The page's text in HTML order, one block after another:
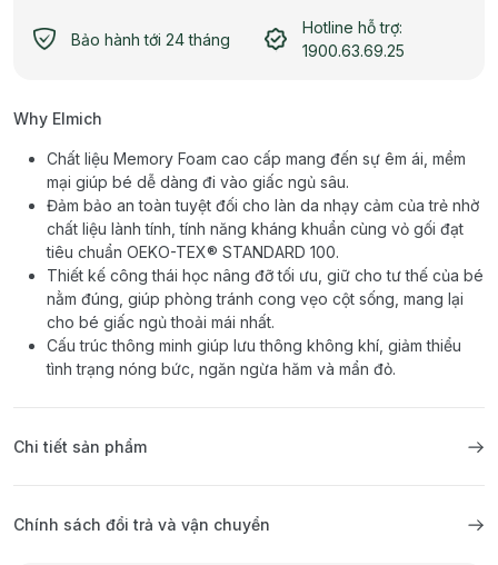
Bảo hành tới 24 tháng
Hotline hỗ trợ:
1900.63.69.25
Why Elmich
Chất liệu Memory Foam cao cấp mang đến sự êm ái, mềm
mại giúp bé dễ dàng đi vào giấc ngủ sâu.
Đảm bảo an toàn tuyệt đối cho làn da nhạy cảm của trẻ nhờ
chất liệu lành tính, tính năng kháng khuẩn cùng vỏ gối đạt
tiêu chuẩn OEKO-TEX® STANDARD 100.
Thiết kế công thái học nâng đỡ tối ưu, giữ cho tư thế của bé
nằm đúng, giúp phòng tránh cong vẹo cột sống, mang lại
cho bé giấc ngủ thoải mái nhất.
Cấu trúc thông minh giúp lưu thông không khí, giảm thiểu
tình trạng nóng bức, ngăn ngừa hăm và mẩn đỏ.
Chi tiết sản phẩm
Chính sách đổi trả và vận chuyển